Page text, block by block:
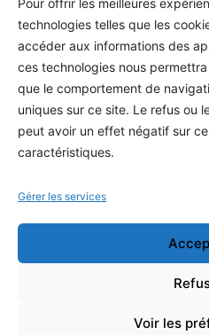
technologies telles que les
accéder aux informations des
ces technologies nous
que le comportement de
uniques sur ce site. Le refus ou
peut avoir un effet négatif sur
caractéristiques.
Gérer les services
Voir les
S'abonner
À propos
Contact / Support
Mes publications
INFORMATIONS LÉGALES
Conditions générales de vente